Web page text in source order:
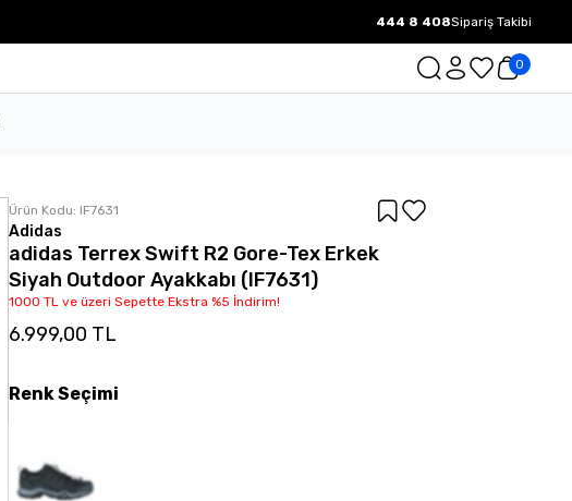
1000 TL ve üzeri Ücretsiz Kargo.
444 8 408Sipariş Takibi
0
Ürün Kodu: IF7631
Adidas
adidas Terrex Swift R2 Gore-Tex Erkek
Siyah Outdoor Ayakkabı (IF7631)
1000 TL ve üzeri Sepette Ekstra %5 İndirim!
6.999,00 TL
RenkSeçimi